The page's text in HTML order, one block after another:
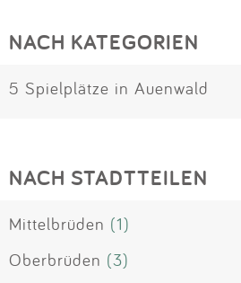
NACH KATEGORIEN
5 Spielplätze in Auenwald
NACH STADTTEILEN
Mittelbrüden (1)
Oberbrüden (3)